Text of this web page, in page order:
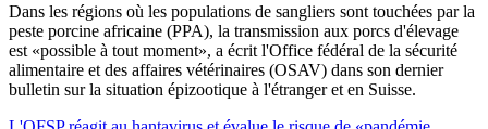
Dans les régions où les populations de sangliers sont touchées par la
peste porcine africaine (PPA), la transmission aux porcs d'élevage
est «possible à tout moment», a écrit l'Office fédéral de la sécurité
alimentaire et des affaires vétérinaires (OSAV) dans son dernier
bulletin sur la situation épizootique à l'étranger et en Suisse.